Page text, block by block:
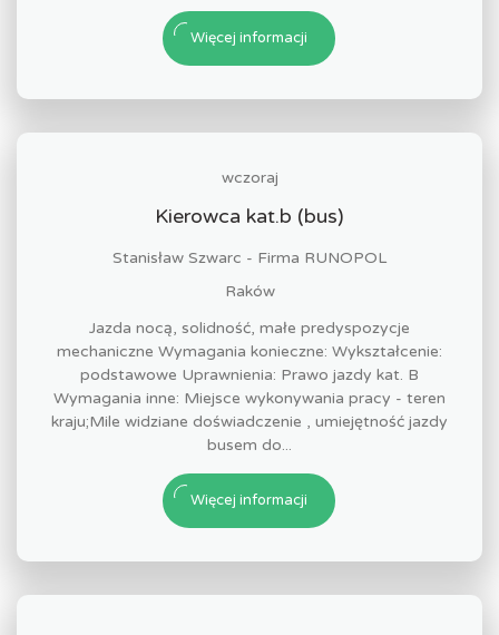
Więcej informacji
wczoraj
Kierowca kat.b (bus)
Stanisław Szwarc - Firma RUNOPOL
Raków
Jazda nocą, solidność, małe predyspozycje
mechaniczne Wymagania konieczne: Wykształcenie:
podstawowe Uprawnienia: Prawo jazdy kat. B
Wymagania inne: Miejsce wykonywania pracy - teren
kraju;Mile widziane doświadczenie , umiejętność jazdy
busem do...
Więcej informacji